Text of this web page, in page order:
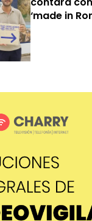
‘made in